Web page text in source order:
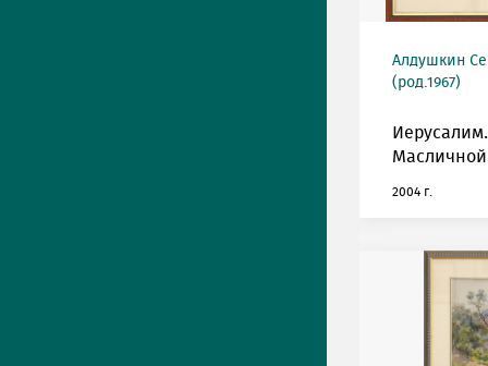
Алдушкин
(род.1967)
2004 г.